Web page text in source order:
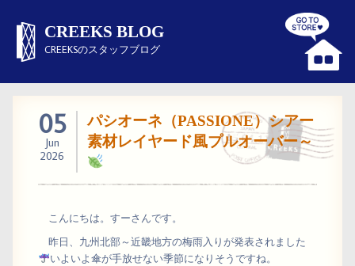
CREEKS BLOG
CREEKSのスタッフブログ
05
Jun
2026
パシオーネ（PASSIONE）シアー
素材レイヤード風プルオーバー～
こんにちは。すーさんです。
昨日、九州北部～近畿地方の梅雨入りが発表されました
いよいよ傘が手放せない季節になりそうですね。